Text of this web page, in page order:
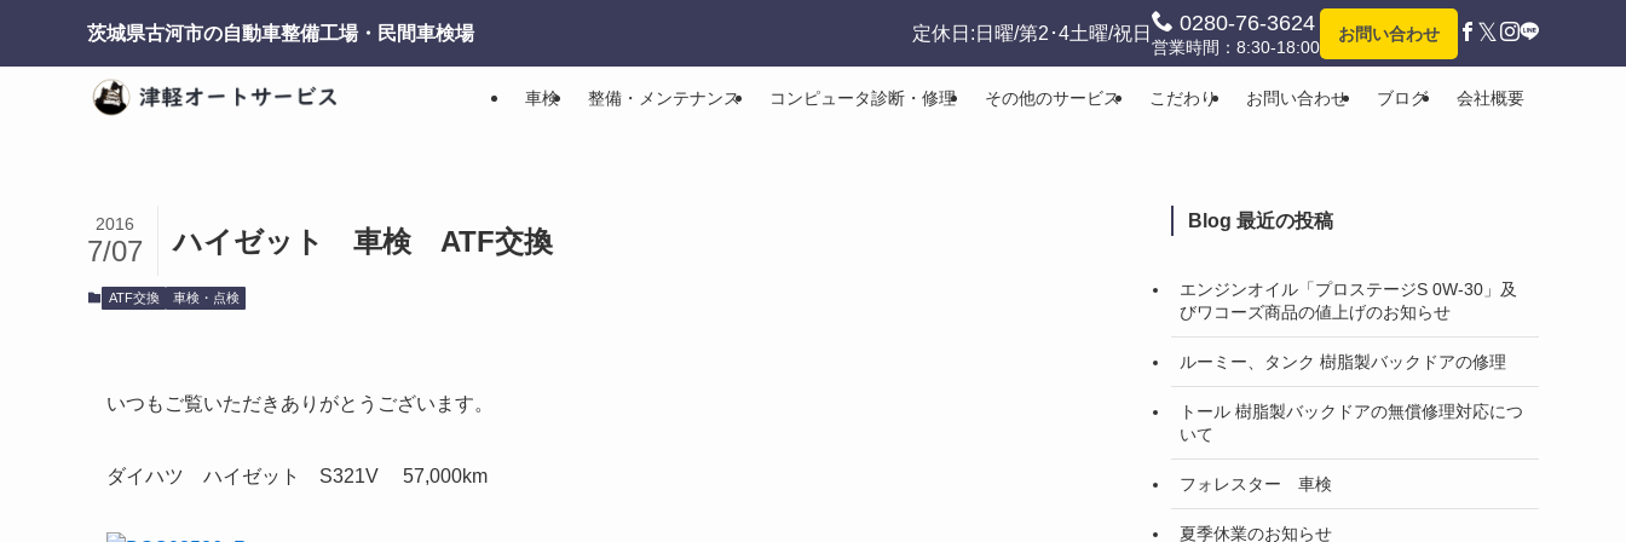
茨城県古河市の自動車整備工場・民間車検場 定休日:日曜/第2･4土曜/祝日 0280-76-3624
営業時間：8:30-18:00
お問い合わせ 𝕏
車検 整備・メンテナンス コンピュータ診断・修理 その他のサービス こだわり お問い合わせ ブログ 会社概要
ハイゼット 車検 ATF交換
2016
7/07
ATF交換 車検・点検
いつもご覧いただきありがとうございます。
ダイハツ ハイゼット S321V 57,000km
Blog 最近の投稿
エンジンオイル「プロステージS 0W-30」及
びワコーズ商品の値上げのお知らせ
ルーミー、タンク 樹脂製バックドアの修理
トール 樹脂製バックドアの無償修理対応につ
いて
フォレスター 車検
夏季休業のお知らせ